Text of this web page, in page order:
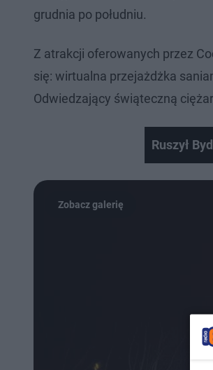
grudnia po południu.
Z atrakcji oferowanych przez
się: wirtualna przejażdżka
Odwiedzający świąteczną
Ruszył